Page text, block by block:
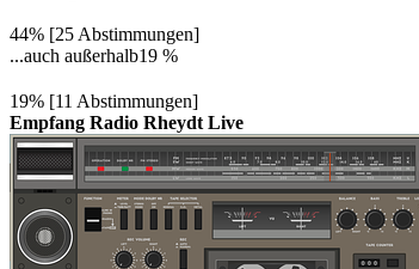
44% [25 Abstimmungen]
...auch außerhalb19 %
19% [11 Abstimmungen]
Empfang Radio Rheydt Live